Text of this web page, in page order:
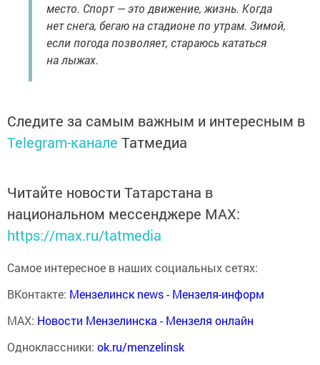
место. Спорт — это движение, жизнь. Когда
нет снега, бегаю на стадионе по утрам. Зимой,
если погода позволяет, стараюсь кататься
на лыжах.
Следите за самым важным и интересным в
Telegram-канале Татмедиа
Читайте новости Татарстана в
национальном мессенджере MАХ:
https://max.ru/tatmedia
Самое интересное в наших социальных сетях:
ВКонтакте: Мензелинск news - Мензеля-информ
MAX: Новости Мензелинска - Мензеля онлайн
Одноклассники: ok.ru/menzelinsk